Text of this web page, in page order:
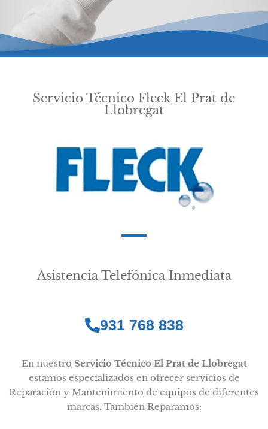
Servicio Técnico Fleck El Prat de
Llobregat
Asistencia Telefónica Inmediata
931 768 838
En nuestro Servicio Técnico El Prat de Llobregat
estamos especializados en ofrecer servicios de
Reparación y Mantenimiento de equipos de diferentes
marcas. También Reparamos: